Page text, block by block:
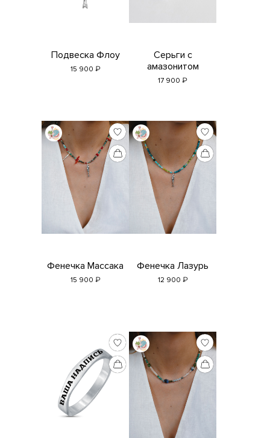
Подвеска Флоу
15 900 ₽
Серьги с
амазонитом
17 900 ₽
Фенечка Массака
15 900 ₽
Фенечка Лазурь
12 900 ₽